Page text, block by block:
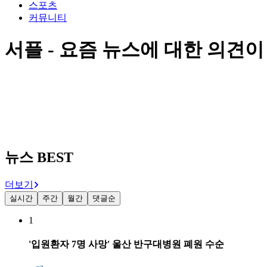
스포츠
커뮤니티
서플 - 요즘 뉴스에 대한 의견
뉴스 BEST
더보기
실시간 주간 월간 댓글순
1
'입원환자 7명 사망' 울산 반구대병원 폐원 수순